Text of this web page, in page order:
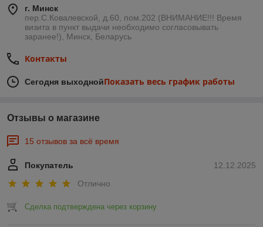
г. Минск
пер.С.Ковалевской, д.60, пом.202 (ВНИМАНИЕ!!! Время
визита в пункт выдачи необходимо согласовывать
заранее!), Минск, Беларусь
Контакты
Сегодня выходнойПоказать весь график работы
Отзывы о магазине
15 отзывов за всё время
12.12.2025
Покупатель
Отлично
Сделка подтверждена через корзину